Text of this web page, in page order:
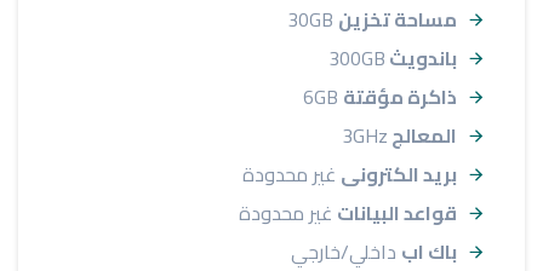
مساحة تخزين
باندويث300GB
ذاكرة مؤقتة
المعالج3GHz
بريد الكترونى غير محدودة
قواعد البيانات غير محدودة
باك اب داخلي/خارجي